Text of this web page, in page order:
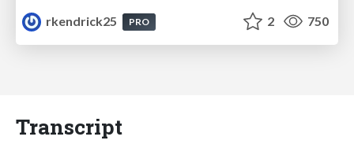
rkendrick25
PRO 2 750
Transcript